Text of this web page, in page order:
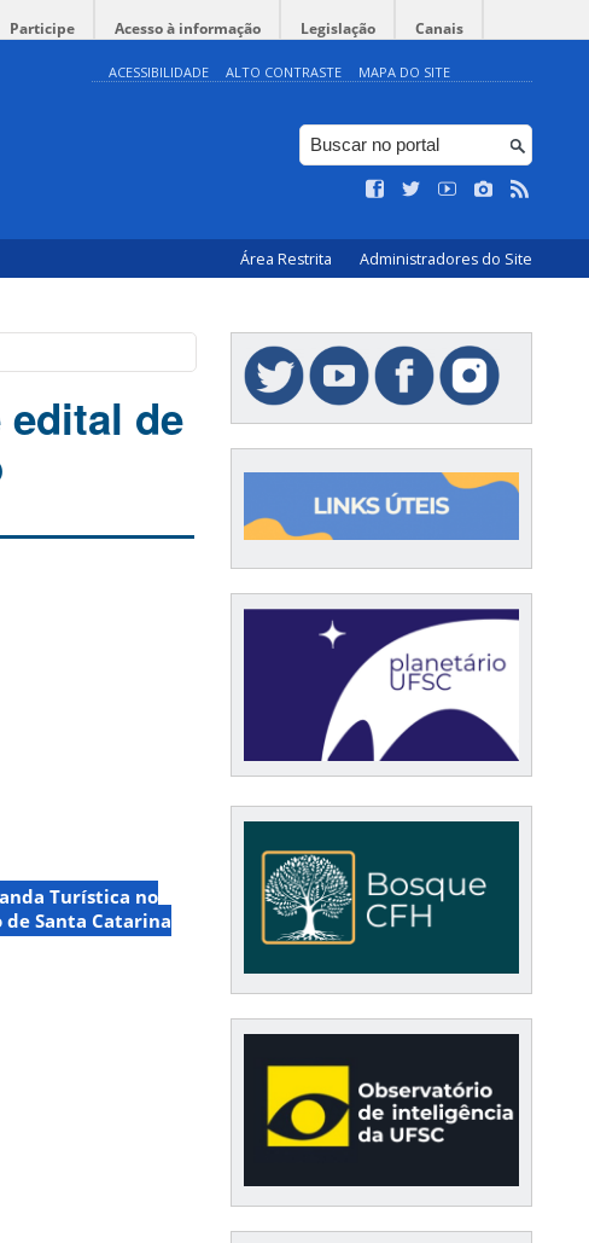
Participe Acesso à informação Legislação Canais
ACESSIBILIDADE ALTO CONTRASTE MAPA DO SITE
Área Restrita Administradores do Site
edital de
Turística no
de Santa Catarina